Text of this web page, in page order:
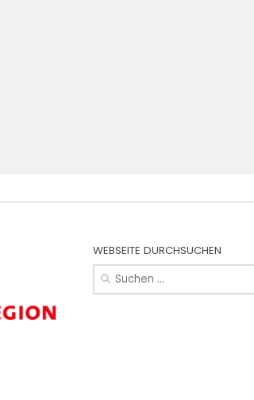
WEBSEITE DURCHSUCHEN
Suchen
nach: